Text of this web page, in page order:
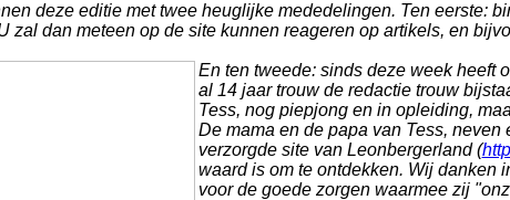
deze editie met twee heuglijke mededelingen. Ten eerste:
zal dan meteen op de site kunnen reageren op artikels, en
En ten tweede: sinds deze week heeft
al 14 jaar trouw de redactie trouw
Tess, nog piepjong en in opleiding,
De mama en de papa van Tess,
verzorgde site van Leonbergerland (
waard is om te ontdekken. Wij danken
voor de goede zorgen waarmee zij